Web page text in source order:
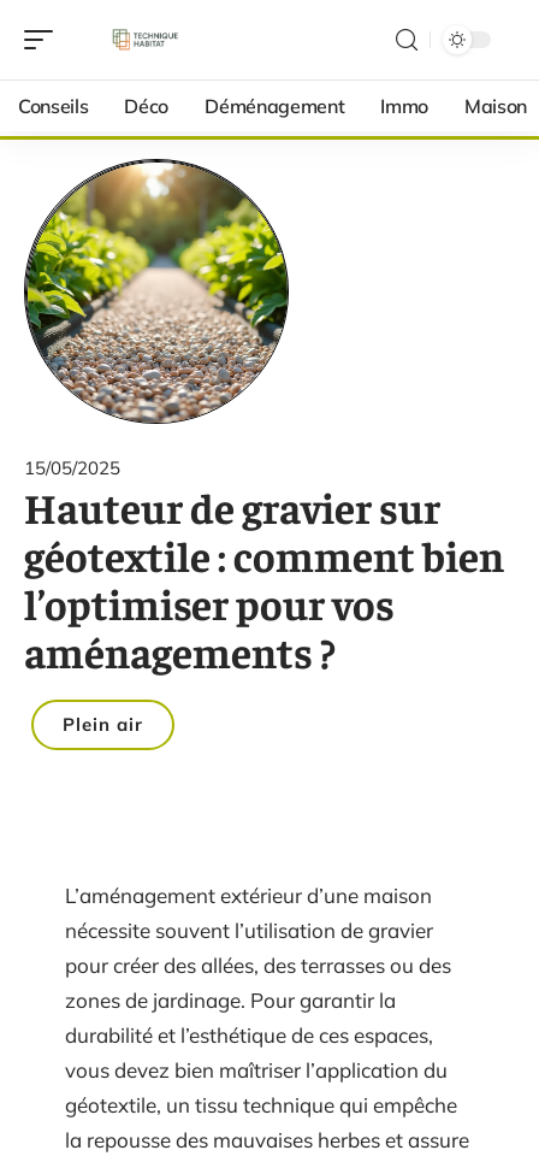
Conseils Déco Déménagement Immo Maison
15/05/2025
Hauteur de gravier sur
géotextile : comment bien
l’optimiser pour vos
aménagements ?
Plein air
L’aménagement extérieur d’une maison
nécessite souvent l’utilisation de gravier
pour créer des allées, des terrasses ou des
zones de jardinage. Pour garantir la
durabilité et l’esthétique de ces espaces,
vous devez bien maîtriser l’application du
géotextile, un tissu technique qui empêche
la repousse des mauvaises herbes et assure